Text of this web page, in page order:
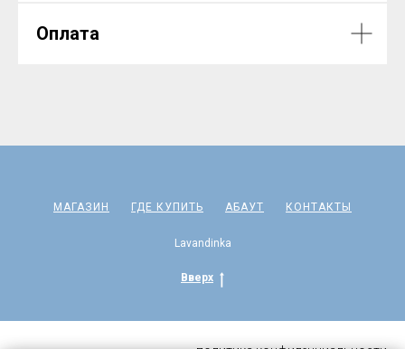
Оплата
МАГАЗИН ГДЕ КУПИТЬ АБАУТ КОНТАКТЫ
Lavandinka
Вверх